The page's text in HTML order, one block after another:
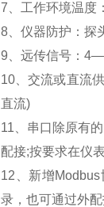
7、工作环境温度
8、仪器防护：探
9、远传信号：
10、交流或直流
直流)
11、串口除原有
配接;按要求在仪
12、新增
录，也可通过外